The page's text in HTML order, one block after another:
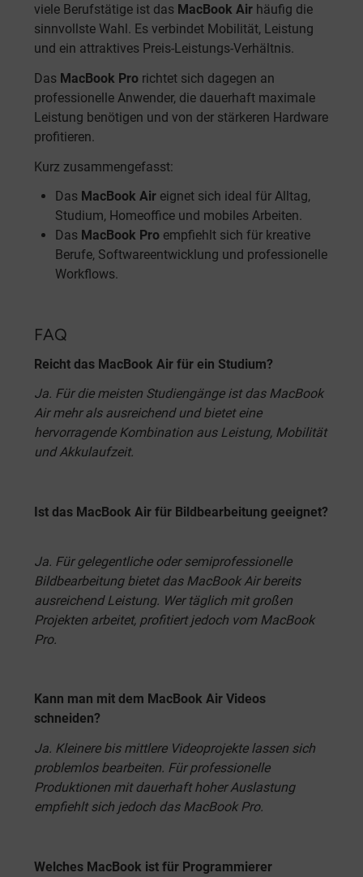
viele Berufstätige ist das MacBook Air häufig die
sinnvollste Wahl. Es verbindet Mobilität, Leistung
und ein attraktives Preis-Leistungs-Verhältnis.
Das MacBook Pro richtet sich dagegen an
professionelle Anwender, die dauerhaft maximale
Leistung benötigen und von der stärkeren Hardware
profitieren.
Kurz zusammengefasst:
Das MacBook Aireignet sich ideal für Alltag,
Studium, Homeoffice und mobiles Arbeiten.
Das MacBook Proempfiehlt sich für kreative
Berufe, Softwareentwicklung und professionelle
Workflows.
FAQ
Reicht das MacBook Air für ein Studium?
Ja. Für die meisten Studiengänge ist das MacBook
Air mehr als ausreichend und bietet eine
hervorragende Kombination aus Leistung, Mobilität
und Akkulaufzeit.
Ist das MacBook Air für Bildbearbeitung geeignet?
Ja. Für gelegentliche oder semiprofessionelle
Bildbearbeitung bietet das MacBook Air bereits
ausreichend Leistung. Wer täglich mit großen
Projekten arbeitet, profitiert jedoch vom MacBook
Pro.
Kann man mit dem MacBook Air Videos
schneiden?
Ja. Kleinere bis mittlere Videoprojekte lassen sich
problemlos bearbeiten. Für professionelle
Produktionen mit dauerhaft hoher Auslastung
empfiehlt sich jedoch das MacBook Pro.
Welches MacBook ist für Programmierer